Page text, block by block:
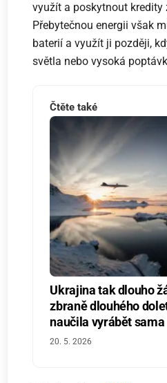
využít a poskytnout kredity
Přebytečnou energii však
baterií a využít ji později,
světla nebo vysoká
Čtěte také
Ukrajina tak dlouho
zbraně dlouhého
naučila vyrábět sama
20. 5. 2026